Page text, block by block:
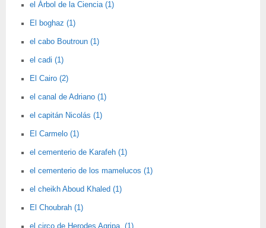
el Árbol de la Ciencia (1)
El boghaz (1)
el cabo Boutroun (1)
el cadi (1)
El Cairo (2)
el canal de Adriano (1)
el capitán Nicolás (1)
El Carmelo (1)
el cementerio de Karafeh (1)
el cementerio de los mamelucos (1)
el cheikh Aboud Khaled (1)
El Choubrah (1)
el circo de Herodes Agripa. (1)